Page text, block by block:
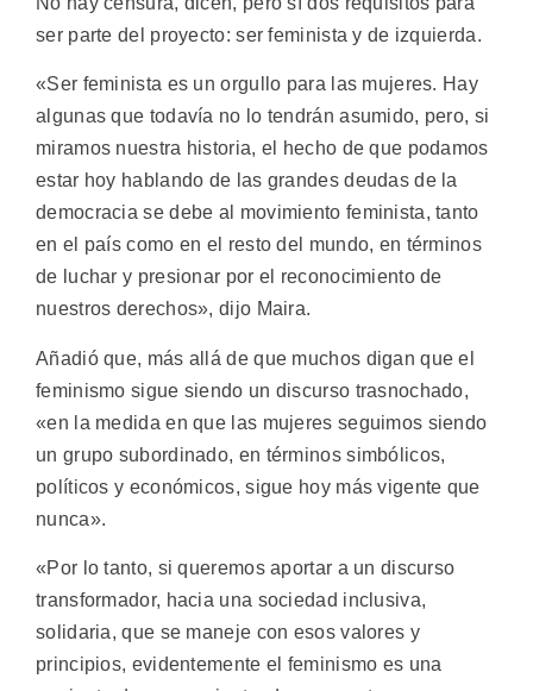
ser parte del proyecto: ser feminista y de izquierda.
«Ser feminista es un orgullo para las mujeres. Hay
algunas que todavía no lo tendrán asumido, pero, si
miramos nuestra historia, el hecho de que podamos
estar hoy hablando de las grandes deudas de la
democracia se debe al movimiento feminista, tanto
en el país como en el resto del mundo, en términos
de luchar y presionar por el reconocimiento de
nuestros derechos», dijo Maira.
Añadió que, más allá de que muchos digan que el
feminismo sigue siendo un discurso trasnochado,
«en la medida en que las mujeres seguimos siendo
un grupo subordinado, en términos simbólicos,
políticos y económicos, sigue hoy más vigente que
nunca».
«Por lo tanto, si queremos aportar a un discurso
transformador, hacia una sociedad inclusiva,
solidaria, que se maneje con esos valores y
principios, evidentemente el feminismo es una